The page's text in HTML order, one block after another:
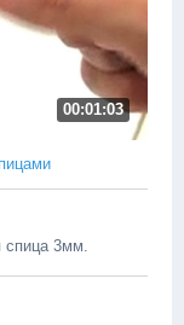
00:01:03
спица 3мм.